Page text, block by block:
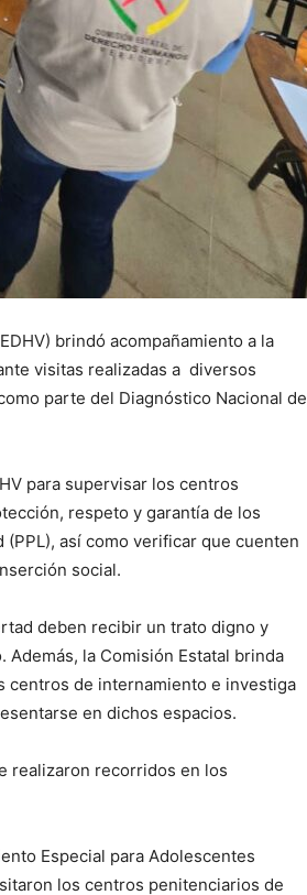
brindó acompañamiento a la
visitas realizadas a diversos
parte del Diagnóstico Nacional de
para supervisar los centros
respeto y garantía de los
así como verificar que cuenten
social.
deben recibir un trato digno y
la Comisión Estatal brinda
centros de internamiento e investiga
en dichos espacios.
realizaron recorridos en los
Especial para Adolescentes
los centros penitenciarios de